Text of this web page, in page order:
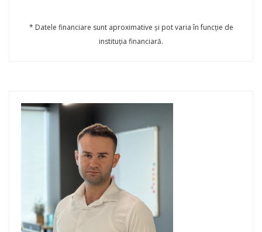
* Datele financiare sunt aproximative și pot varia în funcție de
instituția financiară.